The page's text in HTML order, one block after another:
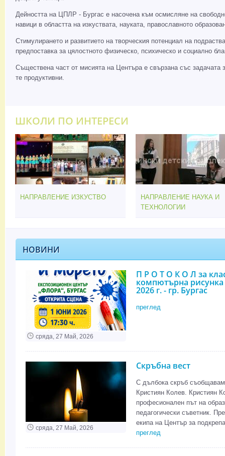
Дейността на ЦПЛР - Бургас е насочена към осмисляне на
навици в областта на изкуствата, науката, православното
Стимулирането и развитието на творческия потенциал на
предпоставка за цялостното физическо, психическо и социално
Съществена част от мисията на Центъра е свързана със задачата
те продуктивни.
ШКОЛИ ПО ИНТЕРЕСИ
НАПРАВЛЕНИЕ ИЗКУСТВО
НАПРАВЛЕНИЕ НАУКА И
ТЕХНОЛОГИИ
НОВИНИ
сряда, 27 Май, 2026
П Р О Т О К О Л за
компютърна
2026 г. - гр. Бургас
преглед
сряда, 27 Май, 2026
Скръбна вест
С дълбока скръб
Кристиян Колев. Кристиян
професионален път на
педагогически съветник.
екипа на Център за
преглед